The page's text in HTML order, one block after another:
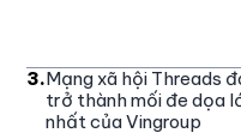
3.Mạng xã hội Threads
trở thành mối đe dọa
nhất của Vingroup